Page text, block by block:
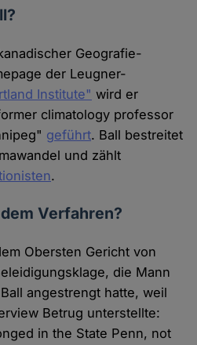
Geografie-
der Leugner-
Institute" wird er
climatology professor
geführt. Ball bestreitet
und zählt
.
Verfahren?
Obersten Gericht von
die Mann
angestrengt hatte, weil
Betrug unterstellte:
in the State Penn, not